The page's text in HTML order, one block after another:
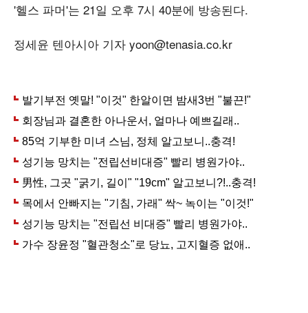
'헬스 파머'는 21일 오후 7시 40분에 방송된다.
정세윤 텐아시아 기자 yoon@tenasia.co.kr